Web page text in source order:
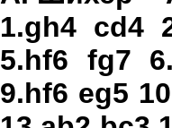
1.gh4 cd4
5.hf6 fg7
9.hf6 eg5